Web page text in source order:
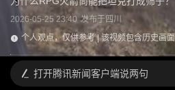
2026-05-25 23:40 发布于四川
个人观点，仅供参考 | 该视频包含历史画面
打开腾讯新闻客户端说两句